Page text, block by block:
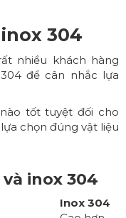
304
nhiều khách hàng
để cân nhắc lựa
tốt tuyệt đối cho
chọn đúng vật liệu
inox 304
Inox 304